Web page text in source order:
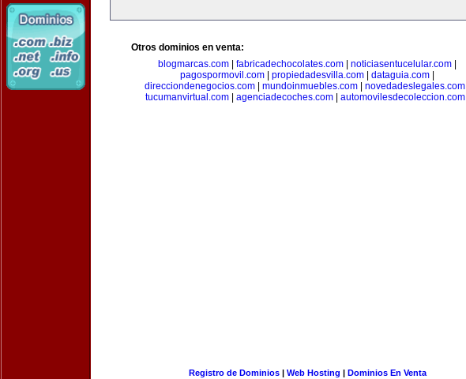
Otros dominios en venta:
blogmarcas.com
fabricadechocolates.com noticiasentucelular.com
pagospormovil.com
propiedadesvilla.com dataguia.com
direcciondenegocios.com
mundoinmuebles.com novedadeslegales.com
tucumanvirtual.com| agenciadecoches.com| automovilesdecoleccion.com|
Registro de Dominios| Web Hosting | Dominios En Venta